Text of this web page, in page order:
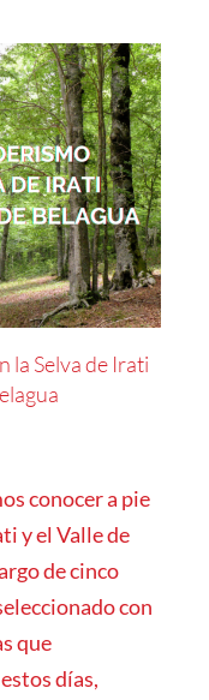
la Selva de Irati
conocer a pie
y el Valle de
de cinco
con
que
días,